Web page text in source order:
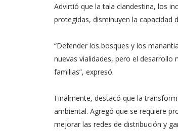
Advirtió que la tala clandestina, los
protegidas, disminuyen la capacidad
“Defender los bosques y los
nuevas vialidades, pero el desarrollo
familias”, expresó.
Finalmente, destacó que la
ambiental. Agregó que se requiere
mejorar las redes de distribución y